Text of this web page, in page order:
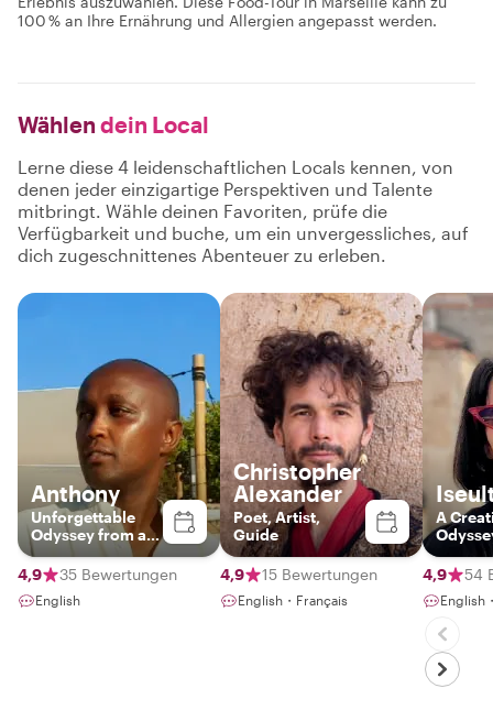
100 % an Ihre Ernährung und Allergien angepasst werden.
Wählen dein Local
Lerne diese 4 leidenschaftlichen Locals kennen, von
denen jeder einzigartige Perspektiven und Talente
mitbringt. Wähle deinen Favoriten, prüfe die
Verfügbarkeit und buche, um ein unvergessliches, auf
dich zugeschnittenes Abenteuer zu erleben.
Anthony
Unforgettable
Odyssey from a
third perspective.
Unforgettable.
4,9 35 Bewertungen
English
Christopher
Alexander
Poet, Artist,
Guide
4,9 15 Bewertungen
English・Français
A
4,9 54
English